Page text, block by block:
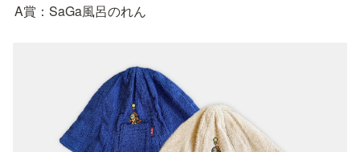
A賞：SaGa風呂のれん